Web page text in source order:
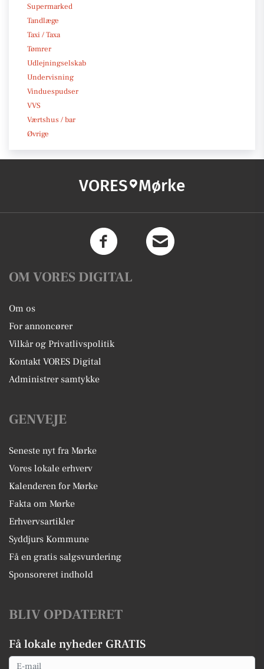
Supermarked
Tandlæge
Taxi / Taxa
Tømrer
Udlejningselskab
Undervisning
Vinduespudser
VVS
Værtshus / bar
Øvrige
VORES Mørke
OM VORES DIGITAL
Om os
For annoncører
Vilkår og Privatlivspolitik
Kontakt VORES Digital
Administrer samtykke
GENVEJE
Seneste nyt fra Mørke
Vores lokale erhverv
Kalenderen for Mørke
Fakta om Mørke
Erhvervsartikler
Syddjurs Kommune
Få en gratis salgsvurdering
Sponsoreret indhold
BLIV OPDATERET
Få lokale nyheder GRATIS
Email